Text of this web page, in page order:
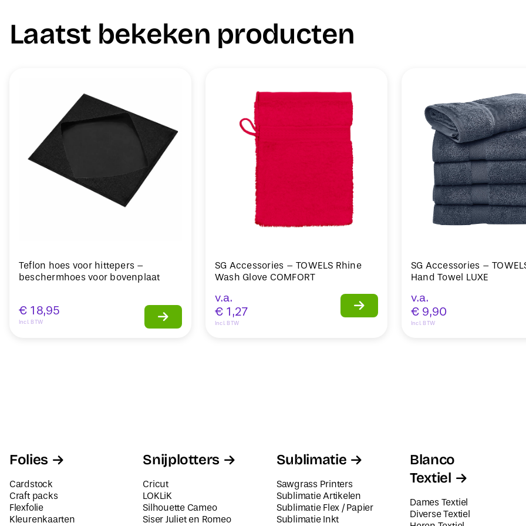
Laatst bekeken producten
Teflon hoes voor hittepers –
beschermhoes voor bovenplaat
€ 18,95
Incl. BTW
SG Accessories – TOWELS Rhine
Wash Glove COMFORT
v.a.
€ 1,27
Incl. BTW
SG Accessories –
Hand Towel LUXE
v.a.
€ 9,90
Incl. BTW
Folies
Cardstock
Craft packs
Flexfolie
Kleurenkaarten
Snijplotters
Cricut
LOKLiK
Silhouette Cameo
Siser Juliet en Romeo
Sublimatie
Sawgrass Printers
Sublimatie Artikelen
Sublimatie Flex / Papier
Sublimatie Inkt
Blanco
Textiel
Dames Textiel
Diverse Textiel